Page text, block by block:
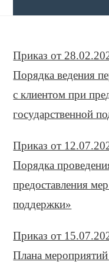
Приказ от
Порядка ведения
с клиентом при
государственной
Приказ от
Порядка
предоставления
поддержки»
Приказ от
Плана